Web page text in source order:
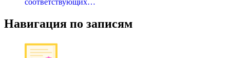
соответствующих…
Навигация по записям